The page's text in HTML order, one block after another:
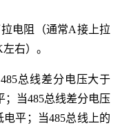
电阻（通常A接上拉
右）。
总线差分电压大于
；当485总线差分电压
平；当485总线上的